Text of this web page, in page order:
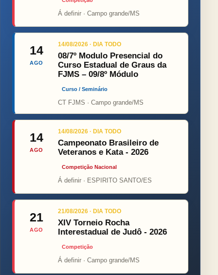
Á definir · Campo grande/MS
14
AGO
14/08/2026 · DIA TODO
08/7º Modulo Presencial do
Curso Estadual de Graus da
FJMS – 09/8º Módulo
Curso / Seminário
CT FJMS · Campo grande/MS
14
AGO
14/08/2026 · DIA TODO
Campeonato Brasileiro de
Veteranos e Kata - 2026
Competição Nacional
Á definir · ESPIRITO SANTO/ES
21
AGO
21/08/2026 · DIA TODO
XIV Torneio Rocha
Interestadual de Judô - 2026
Competição
Á definir · Campo grande/MS